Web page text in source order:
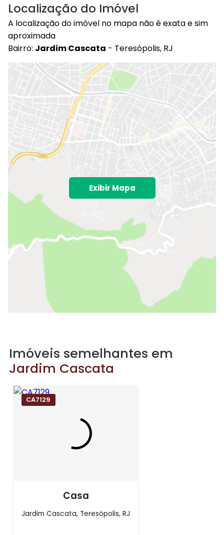
Localização do Imóvel
A localização do imóvel no mapa não é exata e sim
aproximada
Bairro: Jardim Cascata - Teresópolis, RJ
Exibir Mapa
Imóveis semelhantes em
Jardim Cascata
CA7129
Casa
Jardim Cascata, Teresópolis, RJ